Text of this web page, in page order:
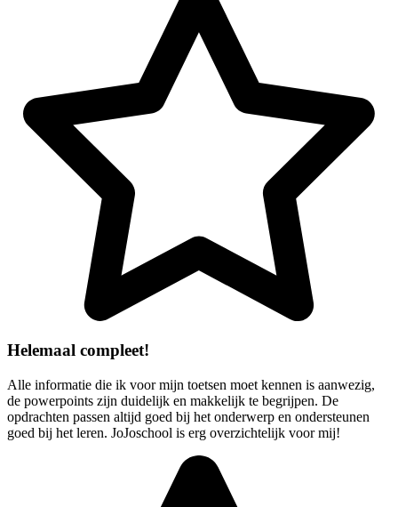
Helemaal compleet!
Alle informatie die ik voor mijn toetsen moet kennen is aanwezig,
de powerpoints zijn duidelijk en makkelijk te begrijpen. De
opdrachten passen altijd goed bij het onderwerp en ondersteunen
goed bij het leren. JoJoschool is erg overzichtelijk voor mij!